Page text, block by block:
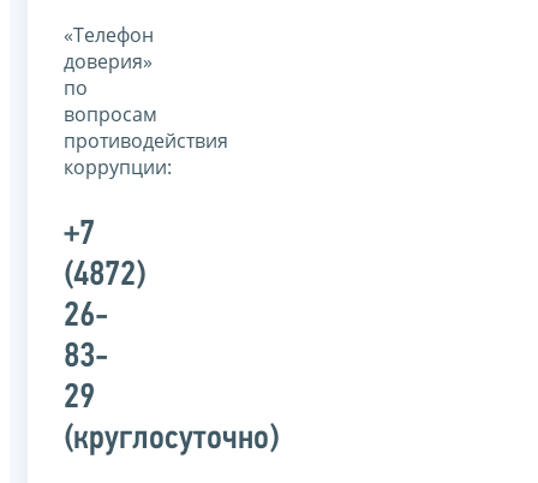
«Телефон
доверия»
по
вопросам
противодействия
коррупции:
+7
(4872)
26-
83-
29
(круглосуточно)